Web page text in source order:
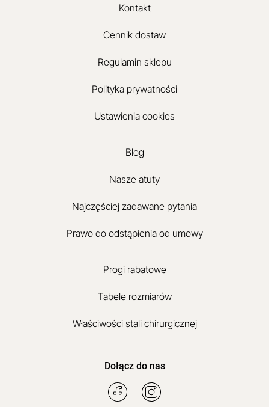
Kontakt
Cennik dostaw
Regulamin sklepu
Polityka prywatności
Ustawienia cookies
Blog
Nasze atuty
Najczęściej zadawane pytania
Prawo do odstąpienia od umowy
Progi rabatowe
Tabele rozmiarów
Właściwości stali chirurgicznej
Dołącz do nas